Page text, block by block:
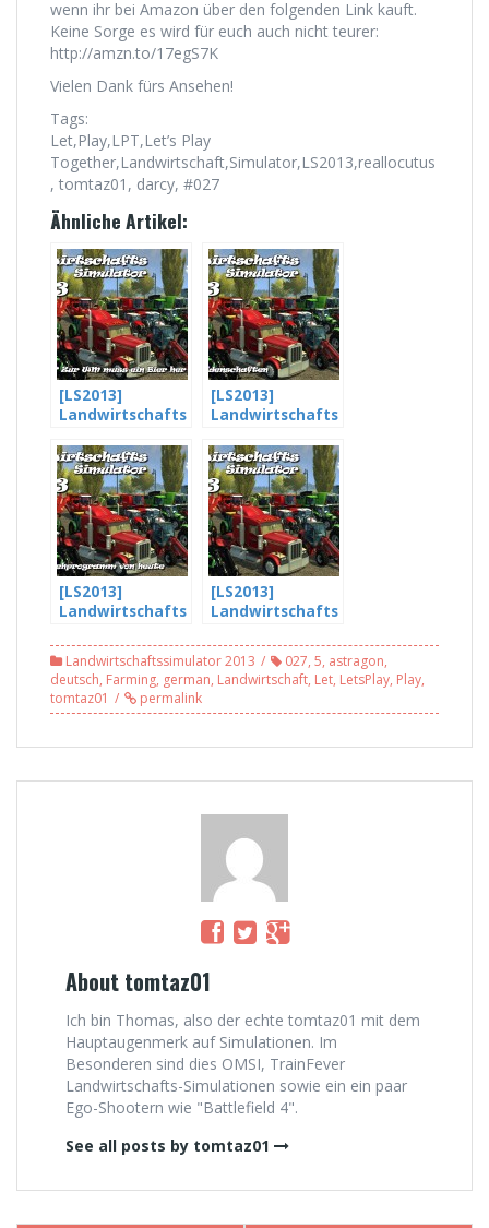
wenn ihr bei Amazon über den folgenden Link kauft.
Keine Sorge es wird für euch auch nicht teurer:
http://amzn.to/17egS7K
Vielen Dank fürs Ansehen!
Tags:
Let,Play,LPT,Let’s Play
Together,Landwirtschaft,Simulator,LS2013,reallocutus
, tomtaz01, darcy, #027
Ähnliche Artikel:
[LS2013]
Landwirtschafts
[HD] #025 -
Getränke? Zur
WM muss ein
Bier her
[LS2013]
Landwirtschafts
[HD] #026 –
Sammelleidensc
haften
[LS2013]
Landwirtschafts
[HD] #028 – Das
Fernsehprogram
m von heute
[LS2013]
Landwirtschafts
[HD] #005 – Es
wird Gehexelt
Landwirtschaftssimulator 2013 027, 5, astragon,
deutsch, Farming, german, Landwirtschaft, Let, LetsPlay, Play,
tomtaz01
permalink
About tomtaz01
Ich bin Thomas, also der echte tomtaz01 mit dem
Hauptaugenmerk auf Simulationen. Im
Besonderen sind dies OMSI, TrainFever
Landwirtschafts-Simulationen sowie ein ein paar
Ego-Shootern wie "Battlefield 4".
See all posts by tomtaz01